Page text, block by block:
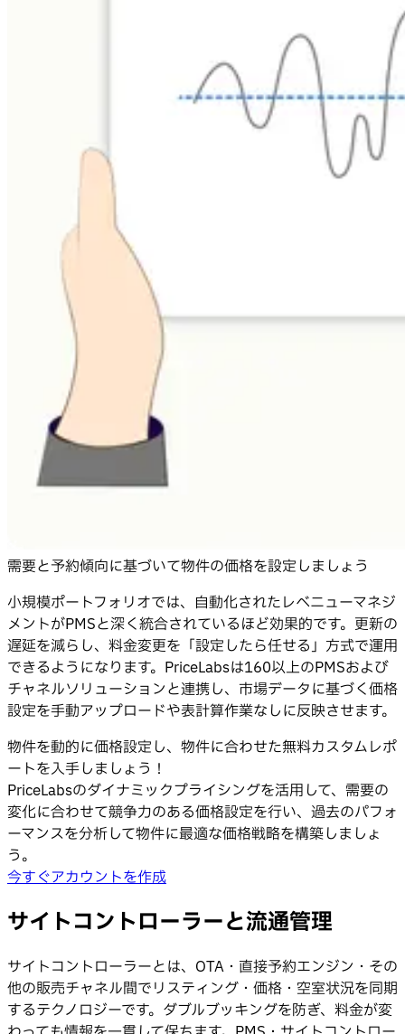
需要と予約傾向に基づいて物件の価格を設定しましょう
小規模ポートフォリオでは、自動化されたレベニューマネジ
メントがPMSと深く統合されているほど効果的です。更新の
遅延を減らし、料金変更を「設定したら任せる」方式で運用
できるようになります。PriceLabsは160以上のPMSおよび
チャネルソリューションと連携し、市場データに基づく価格
設定を手動アップロードや表計算作業なしに反映させます。
物件を動的に価格設定し、物件に合わせた無料カスタムレポ
ートを入手しましょう！
PriceLabsのダイナミックプライシングを活用して、需要の
変化に合わせて競争力のある価格設定を行い、過去のパフォ
ーマンスを分析して物件に最適な価格戦略を構築しましょ
う。
今すぐアカウントを作成
サイトコントローラーと流通管理
サイトコントローラーとは、OTA・直接予約エンジン・その
他の販売チャネル間でリスティング・価格・空室状況を同期
するテクノロジーです。ダブルブッキングを防ぎ、料金が変